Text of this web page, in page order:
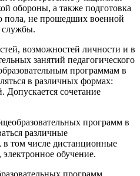
обороны, а также подготовка
пола, не прошедших военной
службы.
возможностей личности и в
занятий педагогического
программам в
в различных формах:
Допускается сочетание
программ в
различные
в том числе дистанционные
обучение.
программ